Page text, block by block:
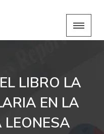
LIBRO LA
EN LA